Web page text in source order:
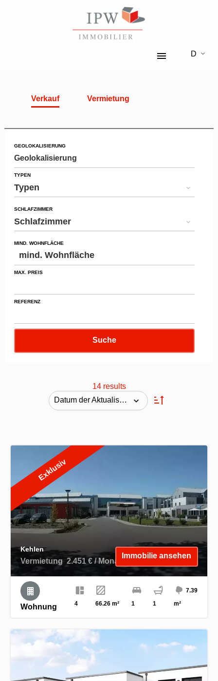
DE
Verkauf Vermietung
GEOLOKALISIERUNG
Geolokalisierung
TYPEN
Typen
SCHLAFZIMMER
Schlafzimmer
MIND. WOHNFLÄCHE
MAX. PREIS
REFERENZ
Suche
14 results
Datum der Aktualisierung
Kehlen
Vermietung 2.451 € / Monat (Kosten inklusive)
Immobilie ansehen
Wohnung 4 66.26 m² 1 1
7.39
m²
Exklusiv